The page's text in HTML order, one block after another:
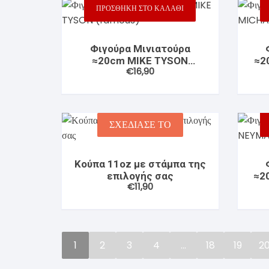
ΠΡΟΣΘΉΚΗ ΣΤΟ ΚΑΛΆΘΙ
Φιγούρα Μινιατούρα
≈20cm MIKE TYSON
(famous)
€16,90
ΣΧΕΔΙΑΣΕ ΤΟ
Κούπα 11oz με στάμπα της
επιλογής σας
€11,90
1 2 3 4 … 18 19 20